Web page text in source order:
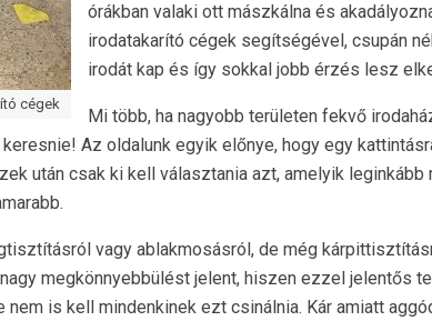
cégek
órákban valaki ott mászkálna és
irodatakarító cégek segítségével, csupán
irodát kap és így sokkal jobb érzés lesz
Mi több, ha nagyobb területen fekvő
Az oldalunk egyik előnye, hogy egy
után csak ki kell választania azt, amelyik
vagy ablakmosásról, de még
megkönnyebbülést jelent, hiszen ezzel jelentős
nem is kell mindenkinek ezt csinálnia. Kár amiatt